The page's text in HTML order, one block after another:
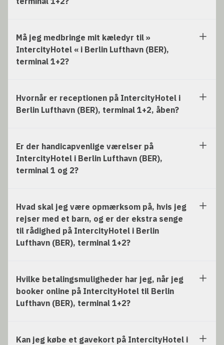
Må jeg medbringe mit kæledyr til »
IntercityHotel « i Berlin Lufthavn (BER),
terminal 1+2?
Hvornår er receptionen på IntercityHotel i
Berlin Lufthavn (BER), terminal 1+2, åben?
Er der handicapvenlige værelser på
IntercityHotel i Berlin Lufthavn (BER),
terminal 1 og 2?
Hvad skal jeg være opmærksom på, hvis jeg
rejser med et barn, og er der ekstra senge
til rådighed på IntercityHotel i Berlin
Lufthavn (BER), terminal 1+2?
Hvilke betalingsmuligheder har jeg, når jeg
booker online på IntercityHotel til Berlin
Lufthavn (BER), terminal 1+2?
Kan jeg købe et gavekort på IntercityHotel i